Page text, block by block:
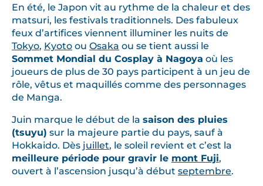
En été, le Japon vit au rythme de la chaleur et des
matsuri, les festivals traditionnels. Des fabuleux
feux d’artifices viennent illuminer les nuits de
Tokyo, Kyoto ou Osaka ou se tient aussi le
Sommet Mondial du Cosplay à Nagoya où les
joueurs de plus de 30 pays participent à un jeu de
rôle, vêtus et maquillés comme des personnages
de Manga.
Juin marque le début de la saison des pluies
(tsuyu) sur la majeure partie du pays, sauf à
Hokkaido. Dès juillet, le soleil revient et c’est la
meilleure période pour gravir le mont Fuji,
ouvert à l’ascension jusqu’à début septembre.